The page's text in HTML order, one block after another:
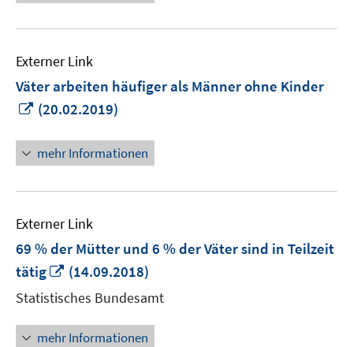
Externer Link
Väter arbeiten häufiger als Männer ohne Kinder
In
Fenster
öffnen
(20.02.2019)
mehr Informationen
Externer Link
69 % der Mütter und 6 % der Väter sind in Teilzeit
tätig
In
neuem
Fenster
öffnen
(14.09.2018)
Statistisches Bundesamt
mehr Informationen